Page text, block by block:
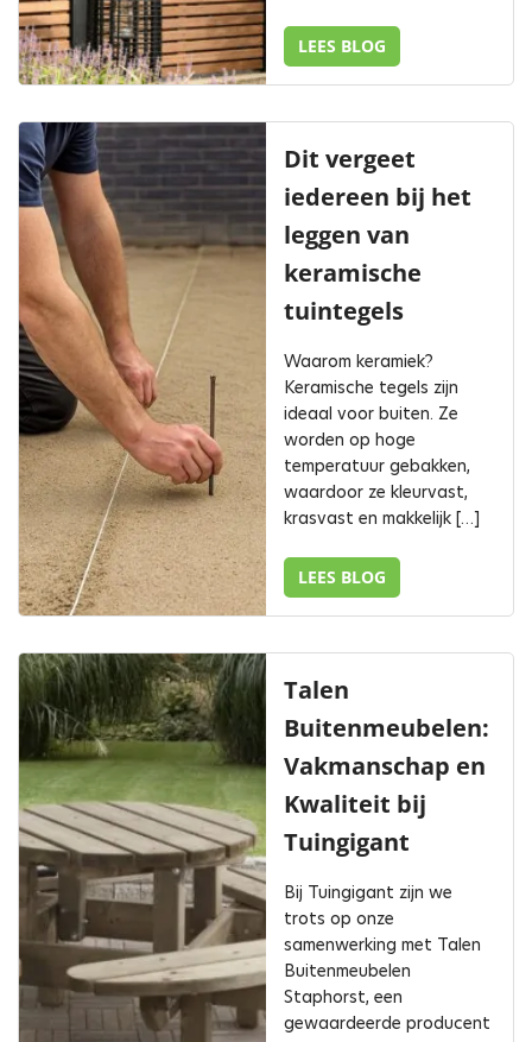
LEES BLOG
Dit vergeet
iedereen bij het
leggen van
keramische
tuintegels
Waarom keramiek?
Keramische tegels zijn
ideaal voor buiten. Ze
worden op hoge
temperatuur gebakken,
waardoor ze kleurvast,
krasvast en makkelijk […]
LEES BLOG
Talen
Buitenmeubelen:
Vakmanschap en
Kwaliteit bij
Tuingigant
Bij Tuingigant zijn we
trots op onze
samenwerking met Talen
Buitenmeubelen
Staphorst, een
gewaardeerde producent